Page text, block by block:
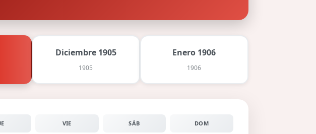
Diciembre 1905
1905
Enero 1906
1906
VIE SÁB DOM